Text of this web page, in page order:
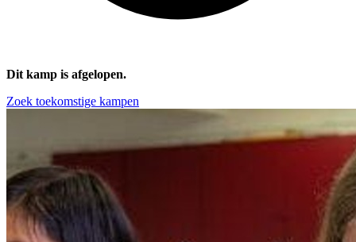
Dit kamp is afgelopen.
Zoek toekomstige kampen